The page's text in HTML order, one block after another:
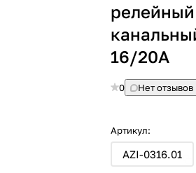
16/20A
0 Нет отзывов
Артикул:
AZI-0316.01